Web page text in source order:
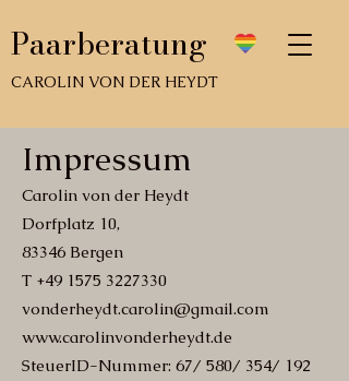
Paarberatung
CAROLIN VON DER HEYDT
Impressum
Carolin von der Heydt
Dorfplatz 10,
83346 Bergen
T +49 1575 3227330
vonderheydt.carolin@gmail.com
www.carolinvonderheydt.de
SteuerID-Nummer: 67/ 580/ 354/ 192